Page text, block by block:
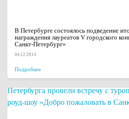
В Петербурге состоялось подведение
награждения лауреатов V городского
Санкт-Петербург»
04.12.2014
Подробнее